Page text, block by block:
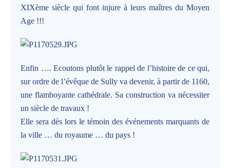
XIXème siècle qui font injure à leurs maîtres du Moyen
Age !!!
Enfin …. Ecoutons plutôt le rappel de l’histoire de ce qui,
sur ordre de l’évêque de Sully va devenir, à partir de 1160,
une flamboyante cathédrale. Sa construction va nécessiter
un siècle de travaux !
Elle sera dès lors le témoin des événements marquants de
la ville … du royaume … du pays !